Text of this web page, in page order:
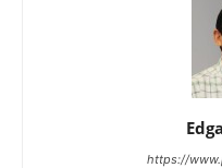
https://